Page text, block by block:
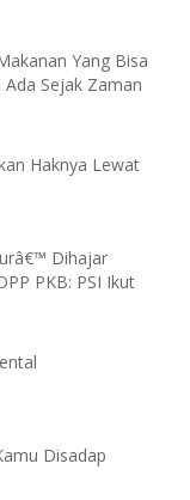
Yang Bisa
Sejak Zaman
Haknya Lewat
Dihajar
PKB: PSI Ikut
Disadap